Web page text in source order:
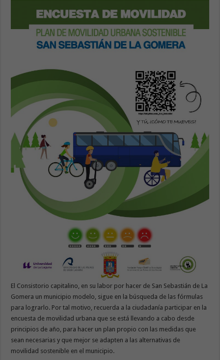
El Consistorio capitalino, en su labor por hacer de San Sebastián de La
Gomera un municipio modelo, sigue en la búsqueda de las fórmulas
para lograrlo. Por tal motivo, recuerda a la ciudadanía participar en la
encuesta de movilidad urbana que se está llevando a cabo desde
principios de año, para hacer un plan propio con las medidas que
sean necesarias y que mejor se adapten a las alternativas de
movilidad sostenible en el municipio.